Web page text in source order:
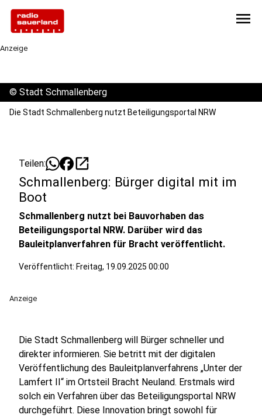
menu
Anzeige
© Stadt Schmallenberg
Die Stadt Schmallenberg nutzt Beteiligungsportal NRW
Teilen: open_in_new
Schmallenberg: Bürger digital mit im
Boot
Schmallenberg nutzt bei Bauvorhaben das
Beteiligungsportal NRW. Darüber wird das
Bauleitplanverfahren für Bracht veröffentlicht.
Veröffentlicht: Freitag, 19.09.2025 00:00
Anzeige
Die Stadt Schmallenberg will Bürger schneller und
direkter informieren. Sie betritt mit der digitalen
Veröffentlichung des Bauleitplanverfahrens „Unter der
Lamfert II“ im Ortsteil Bracht Neuland. Erstmals wird
solch ein Verfahren über das Beteiligungsportal NRW
durchgeführt. Diese Innovation bringt sowohl für